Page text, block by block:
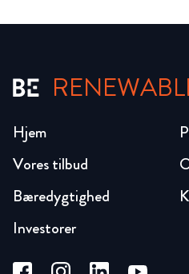
Hjem
Vores tilbud
Bæredygtighed
Investorer